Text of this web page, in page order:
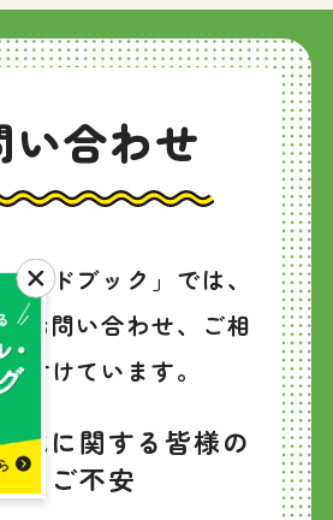
い合わせ
ンドブック」では、
お問い合わせ、ご相
付けています。
成に関する皆様の
、ご不安